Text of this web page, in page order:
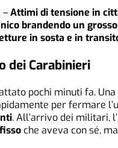
–Attimi di tensione in
brandendo un
in sosta e in
dei Carabinieri
pochi minuti fa.
per fermare
. All’arrivo dei militari,
che aveva con sé,